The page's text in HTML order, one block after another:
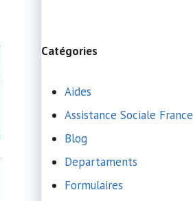
Catégories
Aides
Assistance Sociale France
Blog
Departaments
Formulaires